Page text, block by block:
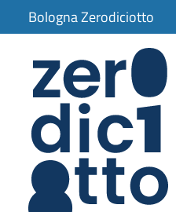
Bologna Zerodiciotto